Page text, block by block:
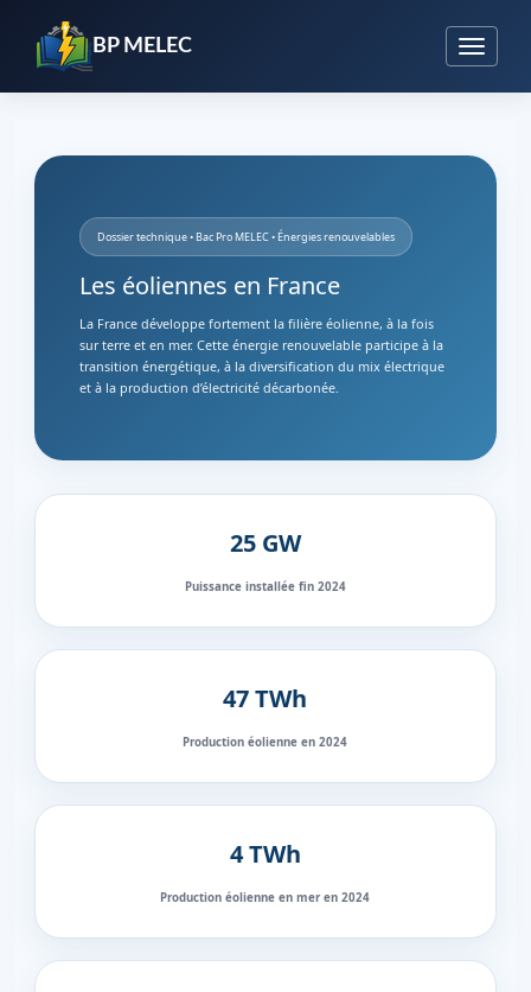
BP MELEC
Dossier technique • Bac Pro MELEC • Énergies renouvelables
Les éoliennes en France
La France développe fortement la filière éolienne, à la fois
sur terre et en mer. Cette énergie renouvelable participe à la
transition énergétique, à la diversification du mix électrique
et à la production d’électricité décarbonée.
25 GW
Puissance installée fin 2024
47 TWh
Production éolienne en 2024
4 TWh
Production éolienne en mer en 2024